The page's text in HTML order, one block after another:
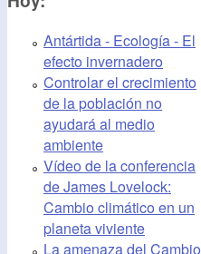
Antártida - Ecología - El
efecto invernadero
Controlar el crecimiento
de la población no
ayudará al medio
ambiente
Vídeo de la conferencia
de James Lovelock:
Cambio climático en un
planeta viviente
La amenaza del Cambio